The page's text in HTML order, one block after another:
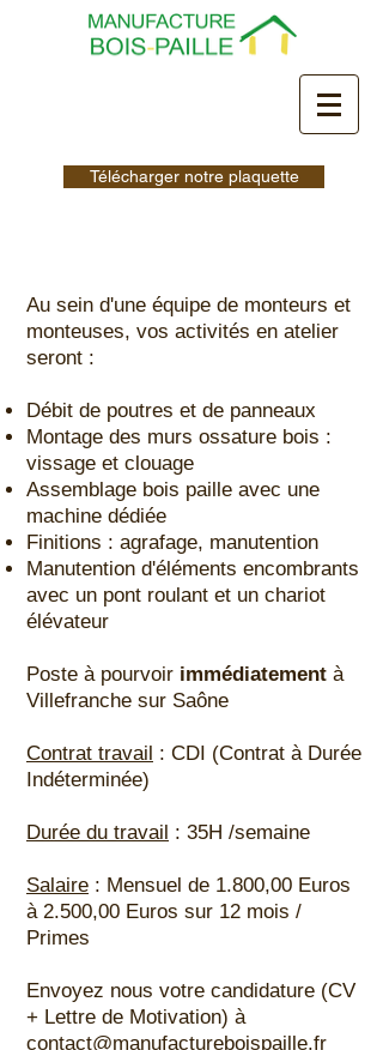
Télécharger notre plaquette
Au sein d'une équipe de monteurs et
monteuses, vos activités en atelier
seront :
Débit de poutres et de panneaux
Montage des murs ossature bois :
vissage et clouage
Assemblage bois paille avec une
machine dédiée
Finitions : agrafage, manutention
Manutention d'éléments encombrants
avec un pont roulant et un chariot
élévateur
Poste à pourvoir immédiatement à
Villefranche sur Saône
Contrat travail : CDI (Contrat à Durée
Indéterminée)
Durée du travail : 35H /semaine
Salaire : Mensuel de 1.800,00 Euros
à 2.500,00 Euros sur 12 mois /
Primes
Envoyez nous votre candidature (CV
+ Lettre de Motivation) à
contact@manufactureboispaille.fr